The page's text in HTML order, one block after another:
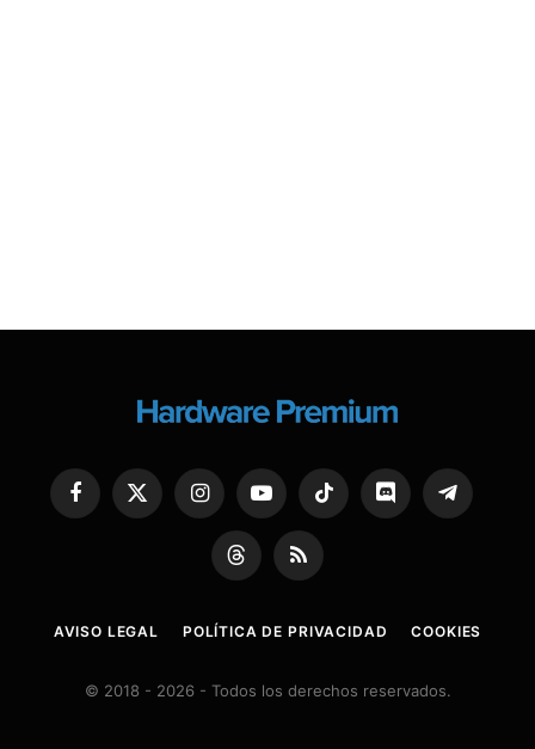
Facebook
X
(Twitter)
InstagramYouTubeTikTok Discord Telegram
ThreadsRSS
AVISO LEGAL POLÍTICA DE PRIVACIDAD COOKIES
© 2018 - 2026 - Todos los derechos reservados.